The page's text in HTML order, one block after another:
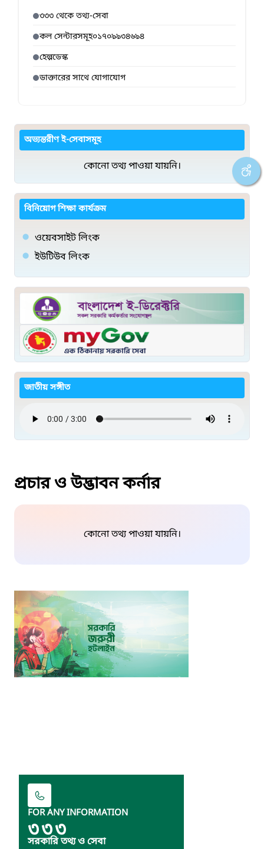
৩৩৩ থেকে তথ্য-সেবা
কল সেন্টারসমূহ০১৭০৯৯৩৪৬৯৪
হেল্পডেস্ক
ডাক্তারের সাথে যোগাযোগ
অভ্যন্তরীণ ই-সেবাসমূহ
কোনো তথ্য পাওয়া যায়নি।
বিনিয়োগ শিক্ষা কার্যক্রম
ওয়েবসাইট লিংক
ইউটিউব লিংক
জাতীয় সঙ্গীত
প্রচার ও উদ্ভাবন কর্নার
কোনো তথ্য পাওয়া যায়নি।
FOR ANY INFORMATION
৩৩৩
সরকারি তথ্য ও সেবা